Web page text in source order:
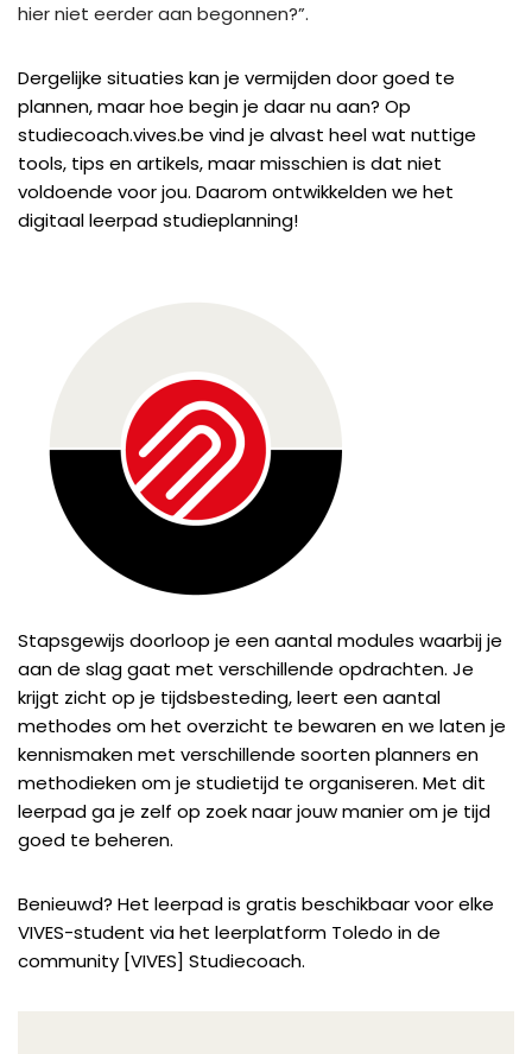
hier niet eerder aan begonnen?”.
Dergelijke situaties kan je vermijden door goed te
plannen, maar hoe begin je daar nu aan? Op
studiecoach.vives.be vind je alvast heel wat nuttige
tools, tips en artikels, maar misschien is dat niet
voldoende voor jou. Daarom ontwikkelden we het
digitaal leerpad studieplanning!
Stapsgewijs doorloop je een aantal modules waarbij je
aan de slag gaat met verschillende opdrachten. Je
krijgt zicht op je tijdsbesteding, leert een aantal
methodes om het overzicht te bewaren en we laten je
kennismaken met verschillende soorten planners en
methodieken om je studietijd te organiseren. Met dit
leerpad ga je zelf op zoek naar jouw manier om je tijd
goed te beheren.
Benieuwd? Het leerpad is gratis beschikbaar voor elke
VIVES-student via het leerplatform Toledo in de
community [VIVES] Studiecoach.